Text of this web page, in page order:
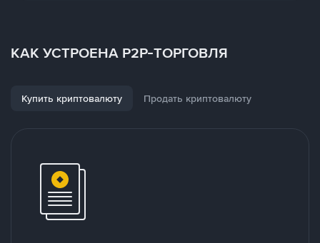
КАК УСТРОЕНА P2P-ТОРГОВЛЯ
Купить криптовалюту Продать криптовалюту